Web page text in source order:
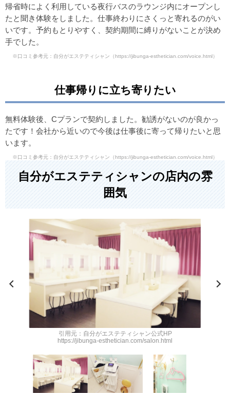
帰省時によく利用している夜行バスのラウンジ内にオープンし
たと聞き体験をしました。仕事終わりにさくっと寄れるのがい
いです。予約もとりやすく、契約期間に縛りがないことが決め
手でした。
※口コミ参考元：自分がエステティシャン （https://jibunga-esthetician.com/voice.html）
仕事帰りに立ち寄りたい
無料体験後、Cプランで契約しました。勧誘がないのが良かっ
たです！会社から近いので今後は仕事後に寄って帰りたいと思
います。
※口コミ参考元：自分がエステティシャン （https://jibunga-esthetician.com/voice.html）
自分がエステティシャンの店内の雰
囲気
引用元：自分がエステティシャン公式HP
https://jibunga-esthetician.com/salon.html